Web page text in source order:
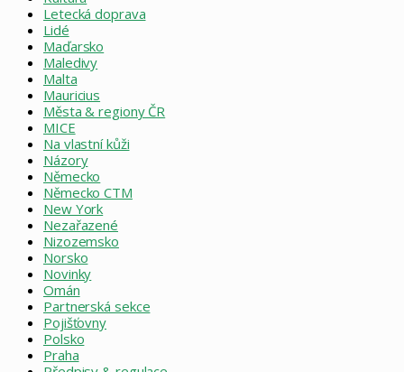
Letecká doprava
Lidé
Maďarsko
Maledivy
Malta
Mauricius
Města & regiony ČR
MICE
Na vlastní kůži
Názory
Německo
Německo CTM
New York
Nezařazené
Nizozemsko
Norsko
Novinky
Omán
Partnerská sekce
Pojišťovny
Polsko
Praha